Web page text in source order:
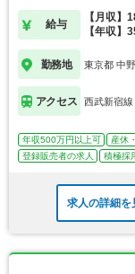
給与
【月収】
【年収】
勤務地 東京都 中
アクセス 西武新宿線
年収500万円以上可 産休
登録販売者の求人
積極採
求人の詳細を